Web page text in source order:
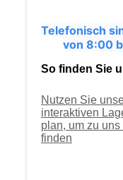
Telefonisch
von 8:00
So finden Sie
Nutzen Sie
interaktiven
plan, um zu uns
finden